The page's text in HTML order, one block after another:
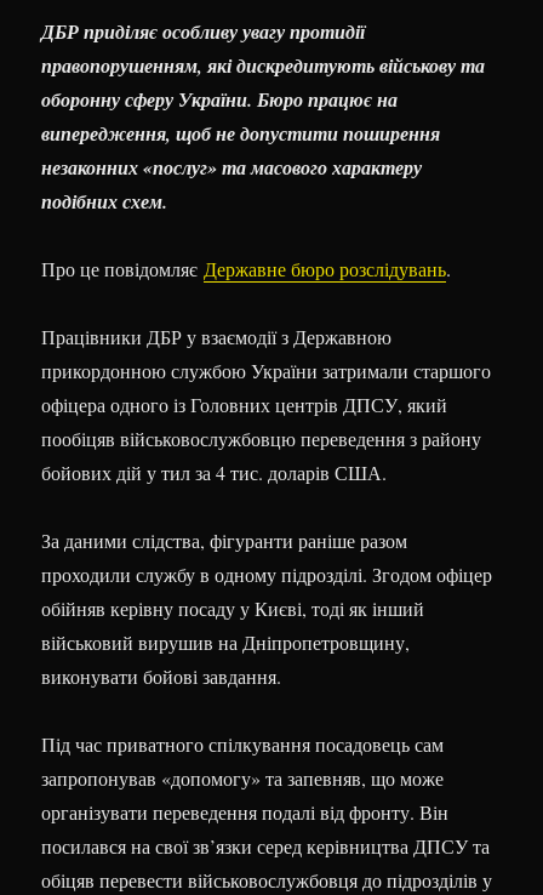
ДБР приділяє особливу увагу протидії
правопорушенням, які дискредитують військову та
оборонну сферу України. Бюро працює на
випередження, щоб не допустити поширення
незаконних «послуг» та масового характеру
подібних схем.
Про це повідомляєДержавне бюро розслідувань.
Працівники ДБР у взаємодії з Державною
прикордонною службою України затримали старшого
офіцера одного із Головних центрів ДПСУ, який
пообіцяв військовослужбовцю переведення з району
бойових дій у тил за 4 тис. доларів США.
За даними слідства, фігуранти раніше разом
проходили службу в одному підрозділі. Згодом офіцер
обійняв керівну посаду у Києві, тоді як інший
військовий вирушив на Дніпропетровщину,
виконувати бойові завдання.
Під час приватного спілкування посадовець сам
запропонував «допомогу» та запевняв, що може
організувати переведення подалі від фронту. Він
посилався на свої зв’язки серед керівництва ДПСУ та
обіцяв перевести військовослужбовця до підрозділів у